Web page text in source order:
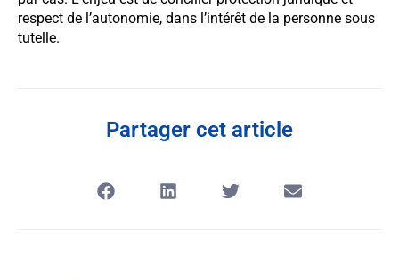
respect de l’autonomie, dans l’intérêt de la personne sous
tutelle.
Partager cet article